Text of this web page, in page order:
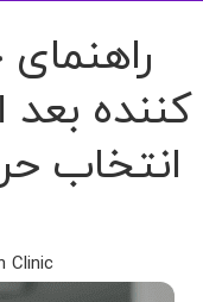
کننده بعد
انتخاب
Clinic